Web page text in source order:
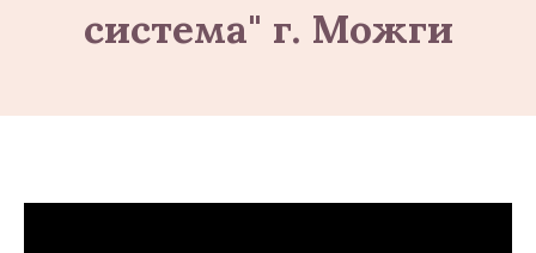
система" г. Можги